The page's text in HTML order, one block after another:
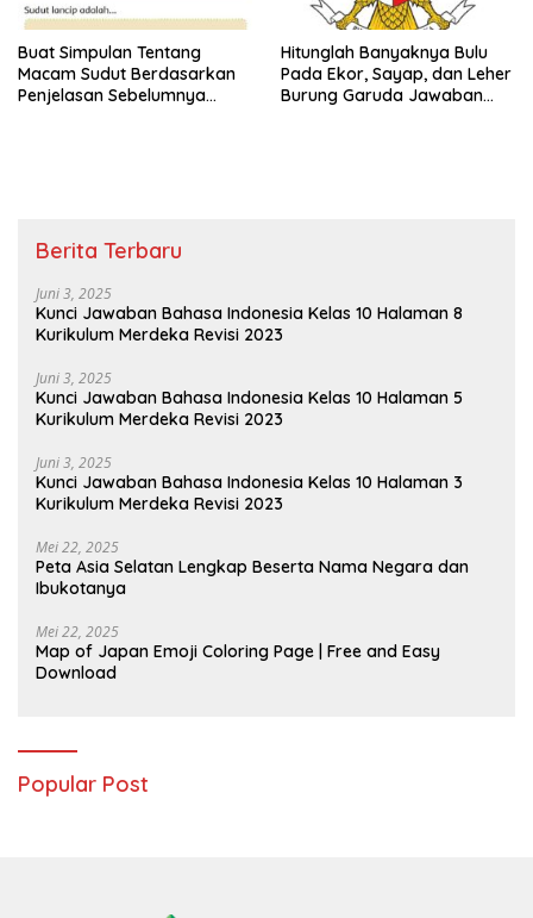
Buat Simpulan Tentang
Macam Sudut Berdasarkan
Penjelasan Sebelumnya
Hitunglah Banyaknya Bulu
Pada Ekor, Sayap, dan Leher
Burung Garuda Jawaban
Berita Terbaru
Juni 3, 2025
Kunci Jawaban Bahasa Indonesia Kelas 10 Halaman 8
Kurikulum Merdeka Revisi 2023
Juni 3, 2025
Kunci Jawaban Bahasa Indonesia Kelas 10 Halaman 5
Kurikulum Merdeka Revisi 2023
Juni 3, 2025
Kunci Jawaban Bahasa Indonesia Kelas 10 Halaman 3
Kurikulum Merdeka Revisi 2023
Mei 22, 2025
Peta Asia Selatan Lengkap Beserta Nama Negara dan
Ibukotanya
Mei 22, 2025
Map of Japan Emoji Coloring Page | Free and Easy
Download
Popular Post